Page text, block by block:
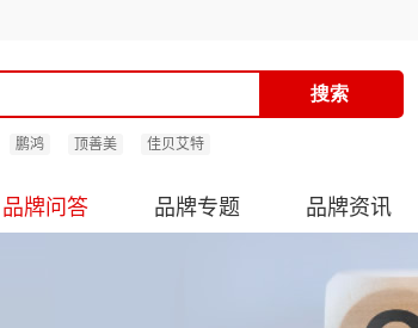
鹏鸿 顶善美 佳贝艾特
品牌问答 品牌专题 品牌资讯